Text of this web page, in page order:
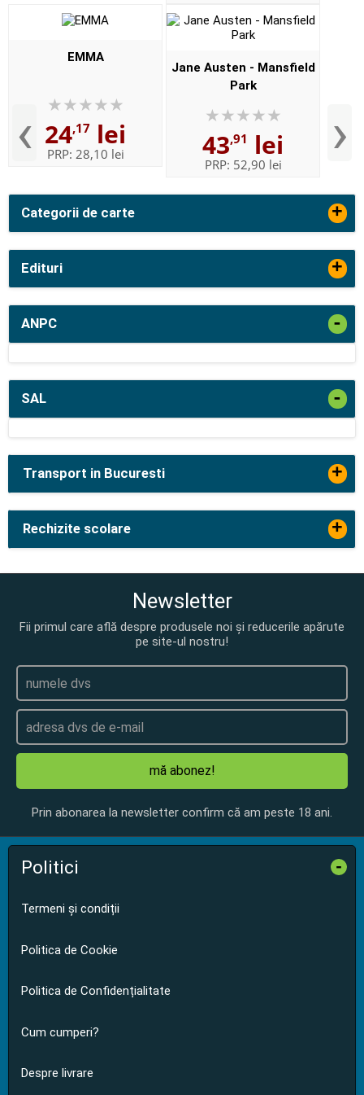
Categorii de carte +
Edituri +
ANPC -
SAL -
‹
EMMA
24,17 lei
PRP: 28,10 lei
Jane Austen - Mansfield
Park
43,91 lei
PRP: 52,90 lei ›
Transport in Bucuresti +
Rechizite scolare +
Newsletter
Fii primul care află despre produsele noi și reducerile apărute
pe site-ul nostru!
mă abonez!
Prin abonarea la newsletter confirm că am peste 18 ani.
Politici -
Termeni și condiții
Politica de Cookie
Politica de Confidențialitate
Cum cumperi?
Despre livrare